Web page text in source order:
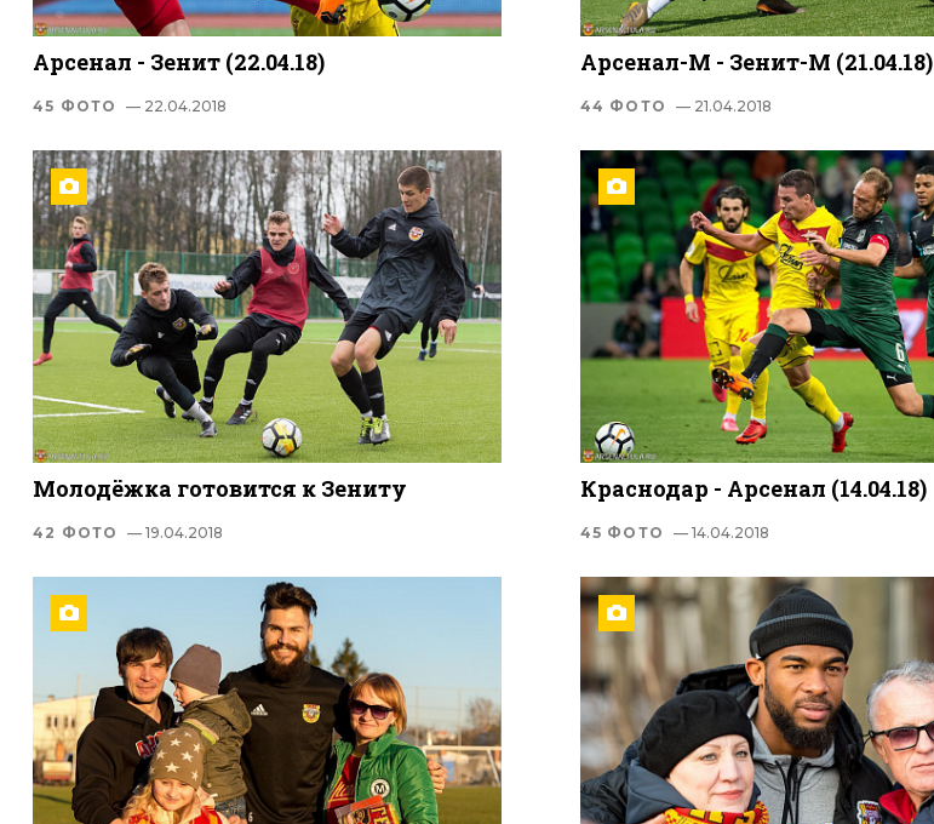
Арсенал - Зенит (22.04.18)
45 ФОТО — 22.04.2018
Арсенал-М - Зенит-М (21.04.18)
44 ФОТО — 21.04.2018
Молодёжка готовится к Зениту
42 ФОТО — 19.04.2018
Краснодар - Арсенал (14.04.18)
45 ФОТО — 14.04.2018